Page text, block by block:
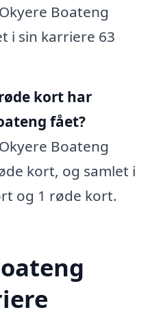
Boateng
i sin karriere 63
kort har
fået?
Boateng
kort, og samlet i
og 1 røde kort.